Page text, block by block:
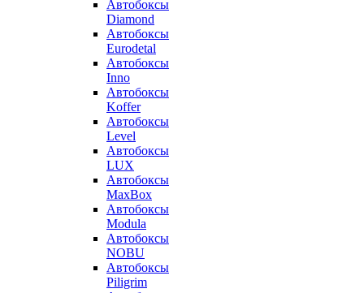
Автобоксы
Diamond
Автобоксы
Eurodetal
Автобоксы
Inno
Автобоксы
Koffer
Автобоксы
Level
Автобоксы
LUX
Автобоксы
MaxBox
Автобоксы
Modula
Автобоксы
NOBU
Автобоксы
Piligrim